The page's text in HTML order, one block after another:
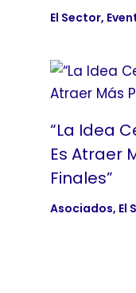
El Sector,
“La Idea
Es Atraer
Finales”
Asociados, El